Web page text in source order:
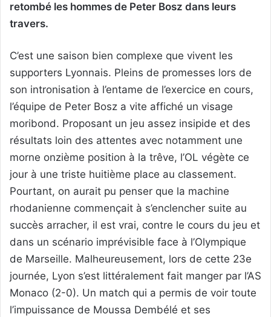
retombé les hommes de Peter Bosz dans leurs
travers.
C’est une saison bien complexe que vivent les
supporters Lyonnais. Pleins de promesses lors de
son intronisation à l’entame de l’exercice en cours,
l’équipe de Peter Bosz a vite affiché un visage
moribond. Proposant un jeu assez insipide et des
résultats loin des attentes avec notamment une
morne onzième position à la trêve, l’OL végète ce
jour à une triste huitième place au classement.
Pourtant, on aurait pu penser que la machine
rhodanienne commençait à s’enclencher suite au
succès arracher, il est vrai, contre le cours du jeu et
dans un scénario imprévisible face à l’Olympique
de Marseille. Malheureusement, lors de cette 23e
journée, Lyon s’est littéralement fait manger par l’AS
Monaco (2-0). Un match qui a permis de voir toute
l’impuissance de Moussa Dembélé et ses